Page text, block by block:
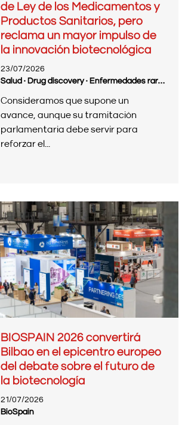
de Ley de los Medicamentos y
Productos Sanitarios, pero
reclama un mayor impulso de
la innovación biotecnológica
23/07/2026
Salud · Drug discovery · Enfermedades raras · Medicamentos innovadores · Medicina personalizada · Terapias avanzadas
Consideramos que supone un
avance, aunque su tramitación
parlamentaria debe servir para
reforzar el...
BIOSPAIN 2026 convertirá
Bilbao en el epicentro europeo
del debate sobre el futuro de
la biotecnología
21/07/2026
BioSpain